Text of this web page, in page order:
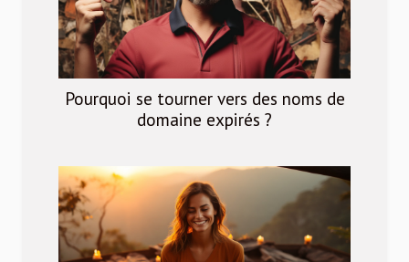
Pourquoi se tourner vers des noms de
domaine expirés ?